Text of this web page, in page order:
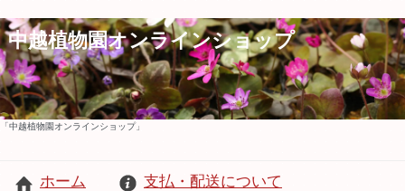
中越植物園オンラインショップ
「中越植物園オンラインショップ」
ホーム 支払・配送について